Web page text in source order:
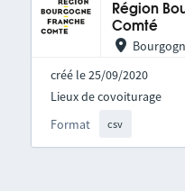
Région
Comté
créé le 25/09/2020
Format csv
Lieux de covoiturage